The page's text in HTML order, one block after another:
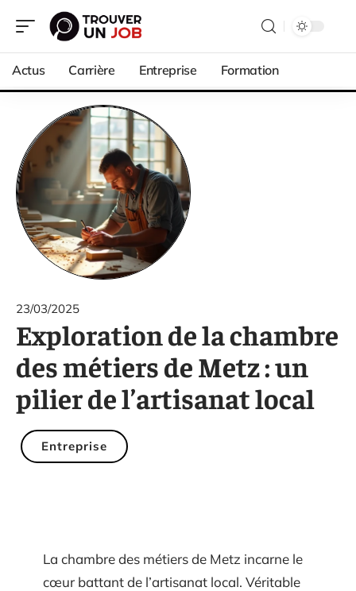
Actus Carrière Entreprise Formation
23/03/2025
Exploration de la chambre
des métiers de Metz : un
pilier de l’artisanat local
Entreprise
La chambre des métiers de Metz incarne le
cœur battant de l’artisanat local. Véritable